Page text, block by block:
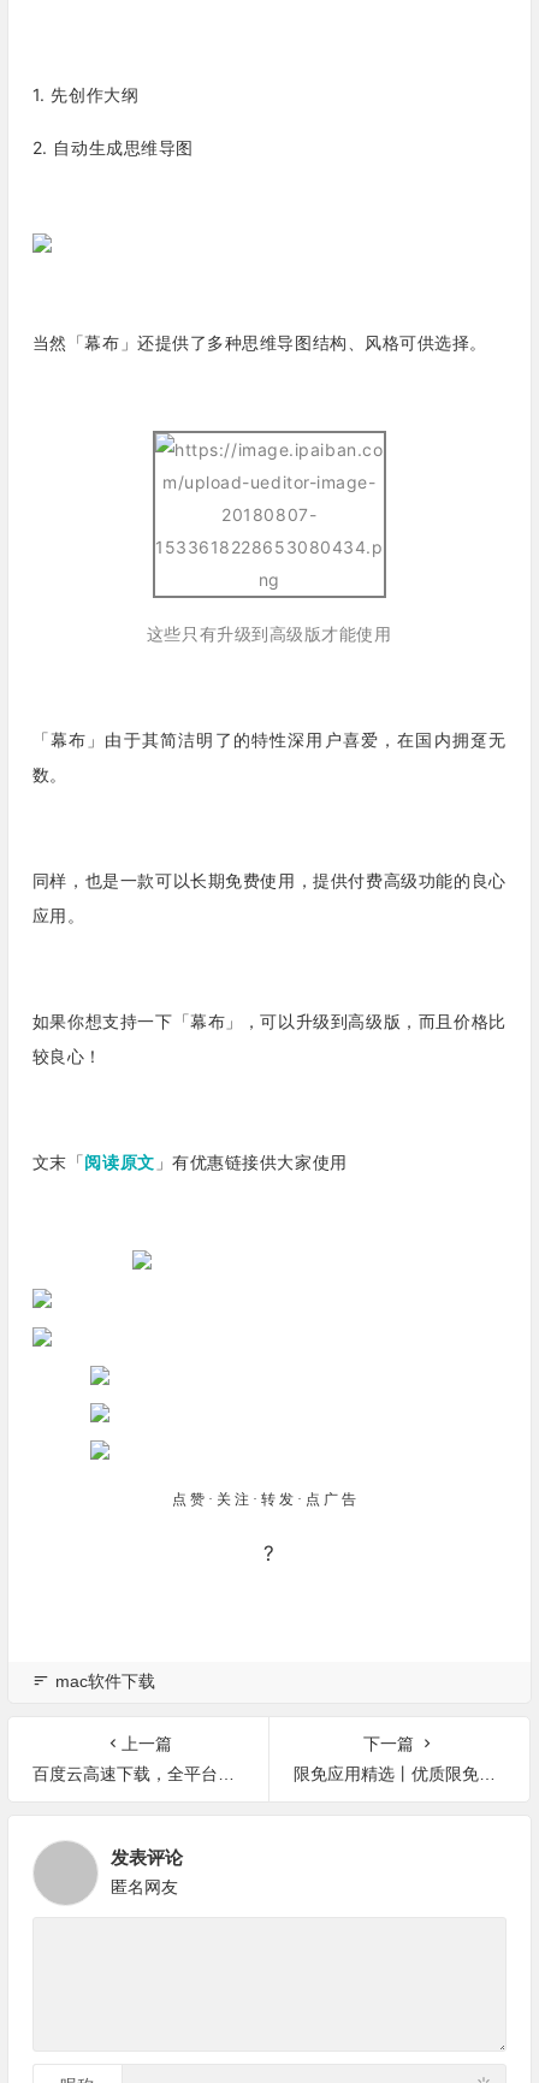
1. 先创作大纲
2. 自动生成思维导图
当然「幕布」还提供了多种思维导图结构、风格可供选择。
这些只有升级到高级版才能使用
「幕布」由于其简洁明了的特性深用户喜爱，在国内拥趸无
数。
同样，也是一款可以长期免费使用，提供付费高级功能的良心
应用。
如果你想支持一下「幕布」，可以升级到高级版，而且价格比
较良心！
文末「阅读原文 」有优惠链接供大家使用
点赞·关注·转发·点广告
?
mac软件下载
上一篇
百度云高速下载，全平台去广告，6 个黑科技工具，每个人都需要
下一篇
限免应用精选丨优质限免随意挑 还有一款Mac端的分屏神器
发表评论
匿名网友